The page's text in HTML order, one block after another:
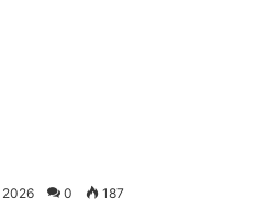
2026 0 187